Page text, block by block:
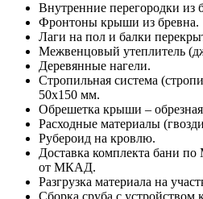
Внутренние перегородки из
Фронтоны крыши из бревна.
Лаги на пол и балки
Межвенцовый утеплитель
Деревянные нагели.
Стропильная система
50х150 мм.
Обрешетка крыши –
Расходные материалы
Рубероид на кровлю.
Доставка комплекта бани
от МКАД.
Разгрузка материала на